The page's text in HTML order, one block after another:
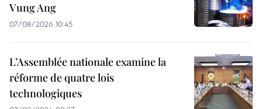
Vung Ang
07/08/2026 10:45
L’Assemblée nationale examine la
réforme de quatre lois
technologiques